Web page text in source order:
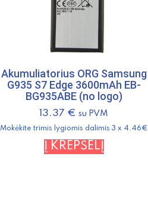
Akumuliatorius ORG Samsung
G935 S7 Edge 3600mAh EB-
BG935ABE (no logo)
13.37 € su PVM
Mokėkite trimis lygiomis dalimis 3 x 4.46€
Į KREPŠELĮ